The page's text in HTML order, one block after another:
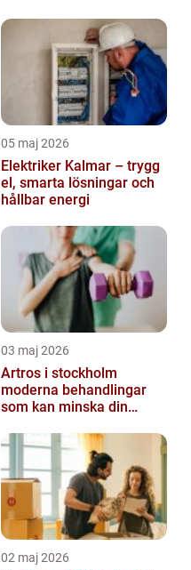
05 maj 2026
Elektriker Kalmar – trygg
el, smarta lösningar och
hållbar energi
03 maj 2026
Artros i stockholm
moderna behandlingar
som kan minska din
02 maj 2026